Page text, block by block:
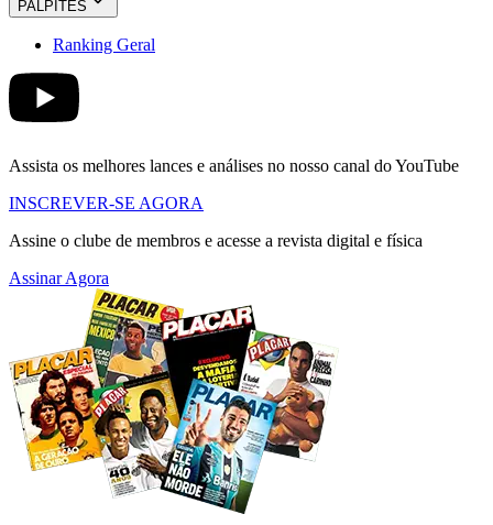
PALPITES
Ranking Geral
Assista os melhores lances e análises no nosso canal do YouTube
INSCREVER-SE AGORA
Assine o clube de membros e acesse a revista digital e física
Assinar Agora